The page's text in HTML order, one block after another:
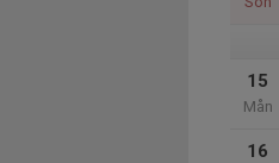
15
Mån
16